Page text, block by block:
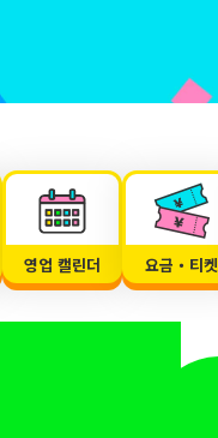
영업 캘린더 요금・티켓